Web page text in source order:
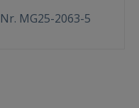
Nr. MG25-2063-5